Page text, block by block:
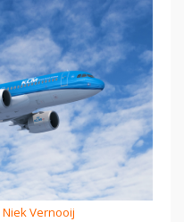
Niek Vernooij